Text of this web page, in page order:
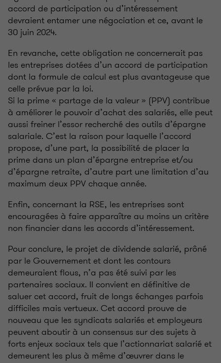
accord de participation ou d’intéressement
devraient entamer une négociation et ce, avant le
30 juin 2024.
En revanche, cette obligation ne concernerait pas
les entreprises dotées d’un accord de participation
dont la formule de calcul est plus avantageuse que
celle prévue par la loi.
Si la prime « partage de la valeur » (PPV) contribue
à améliorer le pouvoir d’achat des salariés, elle peut
aussi freiner l’essor recherché des outils d’épargne
salariale. C’est la raison pour laquelle l’accord
propose, d’une part, la possibilité de placer la
prime dans un plan d’épargne entreprise et/ou
d’épargne retraite, d’autre part une limitation d’au
maximum deux PPV chaque année.
Enfin, concernant la RSE, les entreprises sont
encouragées à faire apparaître au moins un critère
non financier dans les accords d’intéressement.
Pour conclure, le projet de dividende salarié, prôné
par le Gouvernement et dont les contours
demeuraient flous, n’a pas été suivi par les
partenaires sociaux. II convient en définitive de
saluer cet accord, fruit de longs échanges parfois
difficiles mais vertueux. Cet accord prouve de
nouveau que les syndicats salariés et employeurs
peuvent aboutir à un consensus sur des sujets à
forts enjeux sociaux tels que l’actionnariat salarié et
demeurent les plus à même d’œuvrer dans le